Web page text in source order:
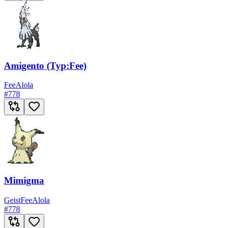
Amigento (Typ:Fee)
FeeAlola
#778
Mimigma
GeistFeeAlola
#778